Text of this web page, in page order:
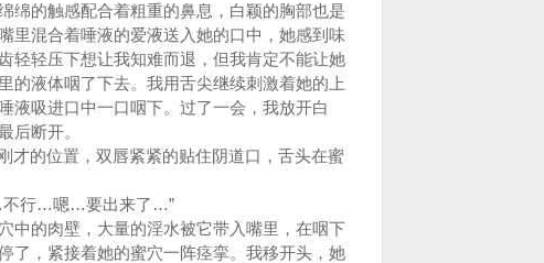
绵的触感配合着粗重的鼻息，白颖的胸部也是
里混合着唾液的爱液送入她的口中，她感到味
轻轻压下想让我知难而退，但我肯定不能让她
的液体咽了下去。我用舌尖继续刺激着她的上
液吸进口中一口咽下。过了一会，我放开白
后断开。
的位置，双唇紧紧的贴住阴道口，舌头在蜜
不行…嗯…要出来了…”
中的肉壁，大量的淫水被它带入嘴里，在咽下
了，紧接着她的蜜穴一阵痉挛。我移开头，她